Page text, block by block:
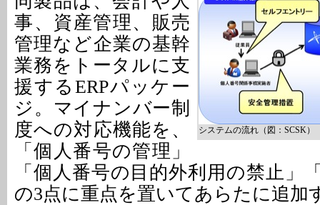
システムの流れ（図：SCSK）
事、資産管理、販売
管理など企業の基幹
業務をトータルに支
援するERPパッケー
ジ。マイナンバー制
度への対応機能を、
「個人番号の管理」
「個人番号の目的外利用の禁止」
の3点に重点を置いてあらたに追加